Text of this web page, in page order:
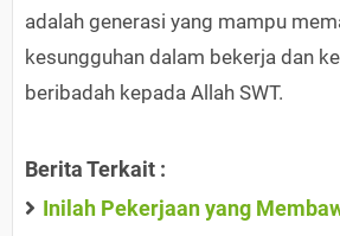
adalah generasi yang mampu
kesungguhan dalam bekerja dan
beribadah kepada Allah SWT.
Berita Terkait :
Inilah Pekerjaan yang